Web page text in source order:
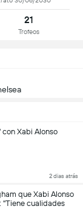
21
Trofeos
con Xabi Alonso
2 dias atrás
que Xabi Alonso
"Tiene cualidades